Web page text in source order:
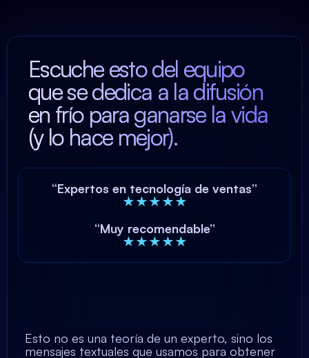
Escuche esto del equipo
que se dedica a la difusión
en frío para ganarse la vida
(y lo hace mejor).
“Expertos en tecnología de ventas”
★★★★★
“Muy recomendable”
★★★★★
Esto no es una teoría de un experto, sino los
mensajes textuales que usamos para obtener